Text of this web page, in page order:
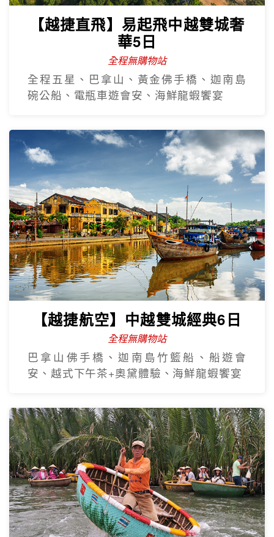
【越捷直飛】易起飛中越雙城奢
華5日
全程無購物站
全程五星、巴拿山、黃金佛手橋、迦南島
碗公船、電瓶車遊會安、海鮮龍蝦饗宴
【越捷航空】中越雙城經典6日
全程無購物站
巴拿山佛手橋、迦南島竹籃船、船遊會
安、越式下午茶+奧黛體驗、海鮮龍蝦饗宴